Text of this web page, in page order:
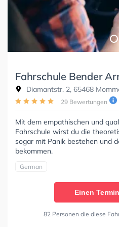
Fahrschule Bender
Diamantstr. 2, 65468
29 Bewertungen
Mit dem empathischen und
Fahrschule wirst du die
sogar mit Panik bestehen und
bekommen.
German
Einen
82 Personen die diese